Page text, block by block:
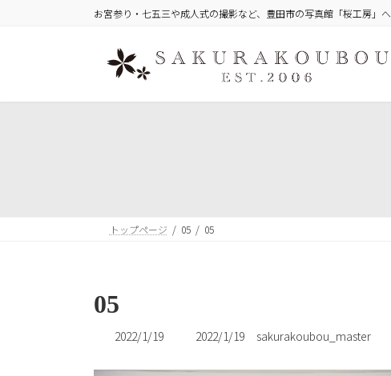
へ
ョ
お宮参り・七五三や成人式の撮影など、豊田市の写真館「桜工房」へ
トップページ 05 05
05
2022/1/19
最
更
2022/1/19 sakurakoubou_master